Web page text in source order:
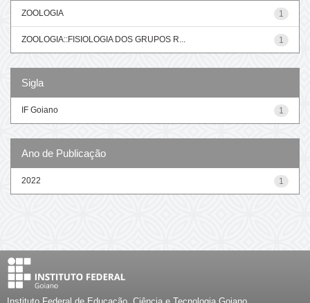
1
ZOOLOGIA
1
ZOOLOGIA::FISIOLOGIA DOS GRUPOS R...
Sigla
1
IF Goiano
Ano de Publicação
1
2022
Instituto Federal de Educação, Ciência e Tecnologia Goiano